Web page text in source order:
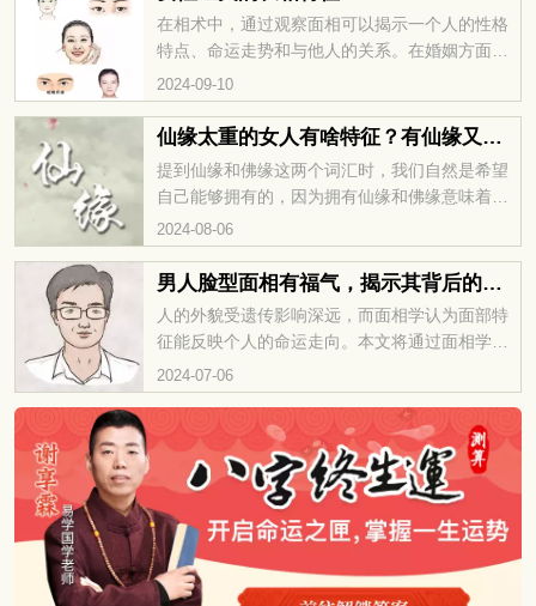
在相术中，通过观察面相可以揭示一个人的性格
特点、命运走势和与他人的关系。在婚姻方面，
特别是对女性面相的分析，有一种被认为特别旺
夫的面相。这些女性通常有一种特别的气质和特
征，仿佛天生就能带给丈夫好运。接下来，我们
2024-09-10
仙缘太重的女人有啥特征？有仙缘又有佛缘的面相
提到仙缘和佛缘这两个词汇时，我们自然是希望
自己能够拥有的，因为拥有仙缘和佛缘意味着一
个人受到神的祝福，未来的事情将会更加顺利，
而且很难被他人察觉。接下来，让我们了解一下
仙缘太重的女人有啥特征？有仙缘又有佛缘的面
2024-08-06
男人脸型面相有福气，揭示其背后的奥秘
人的外貌受遗传影响深远，而面相学认为面部特
征能反映个人的命运走向。本文将通过面相学的
视角，探索男人脸型面相有福气，揭示其背后的
奥秘。
2024-07-06